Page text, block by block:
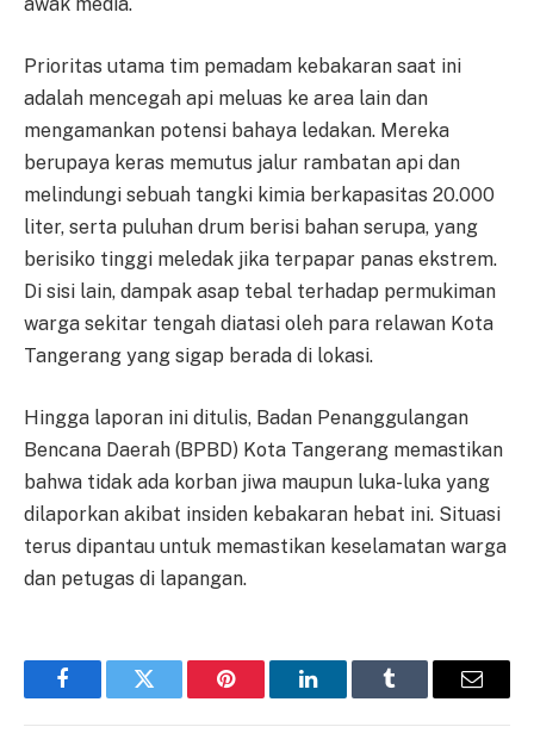
awak media.
Prioritas utama tim pemadam kebakaran saat ini
adalah mencegah api meluas ke area lain dan
mengamankan potensi bahaya ledakan. Mereka
berupaya keras memutus jalur rambatan api dan
melindungi sebuah tangki kimia berkapasitas 20.000
liter, serta puluhan drum berisi bahan serupa, yang
berisiko tinggi meledak jika terpapar panas ekstrem.
Di sisi lain, dampak asap tebal terhadap permukiman
warga sekitar tengah diatasi oleh para relawan Kota
Tangerang yang sigap berada di lokasi.
Hingga laporan ini ditulis, Badan Penanggulangan
Bencana Daerah (BPBD) Kota Tangerang memastikan
bahwa tidak ada korban jiwa maupun luka-luka yang
dilaporkan akibat insiden kebakaran hebat ini. Situasi
terus dipantau untuk memastikan keselamatan warga
dan petugas di lapangan.
FacebookTwitter Pinterest LinkedInTumblr Email